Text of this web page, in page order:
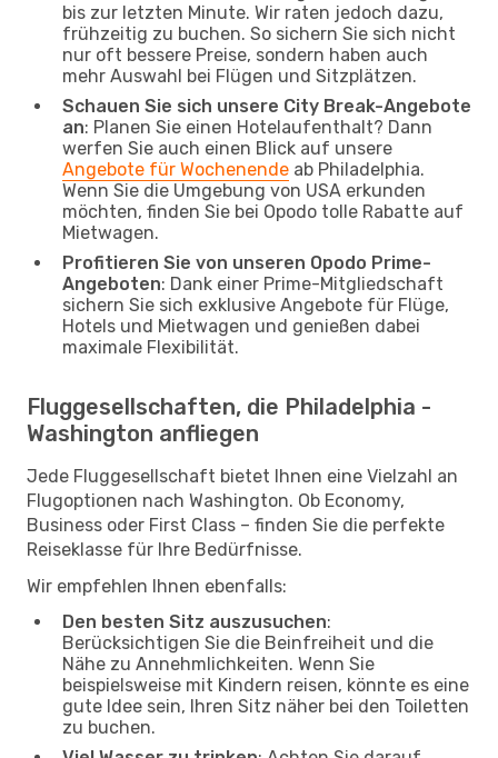
bis zur letzten Minute. Wir raten jedoch dazu,
frühzeitig zu buchen. So sichern Sie sich nicht
nur oft bessere Preise, sondern haben auch
mehr Auswahl bei Flügen und Sitzplätzen.
Schauen Sie sich unsere City Break-Angebote
an: Planen Sie einen Hotelaufenthalt? Dann
werfen Sie auch einen Blick auf unsere
Angebote für Wochenende ab Philadelphia.
Wenn Sie die Umgebung von USA erkunden
möchten, finden Sie bei Opodo tolle Rabatte auf
Mietwagen.
Profitieren Sie von unseren Opodo Prime-
Angeboten: Dank einer Prime-Mitgliedschaft
sichern Sie sich exklusive Angebote für Flüge,
Hotels und Mietwagen und genießen dabei
maximale Flexibilität.
Fluggesellschaften, die Philadelphia -
Washington anfliegen
Jede Fluggesellschaft bietet Ihnen eine Vielzahl an
Flugoptionen nach Washington. Ob Economy,
Business oder First Class – finden Sie die perfekte
Reiseklasse für Ihre Bedürfnisse.
Wir empfehlen Ihnen ebenfalls:
Den besten Sitz auszusuchen:
Berücksichtigen Sie die Beinfreiheit und die
Nähe zu Annehmlichkeiten. Wenn Sie
beispielsweise mit Kindern reisen, könnte es eine
gute Idee sein, Ihren Sitz näher bei den Toiletten
zu buchen.